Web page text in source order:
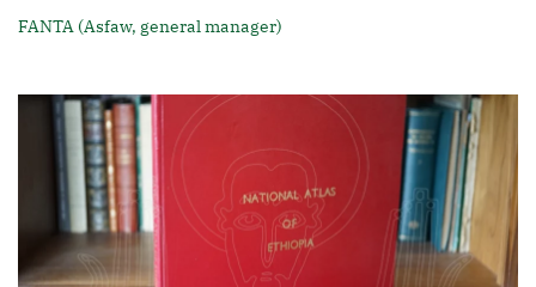
FANTA (Asfaw, general manager)